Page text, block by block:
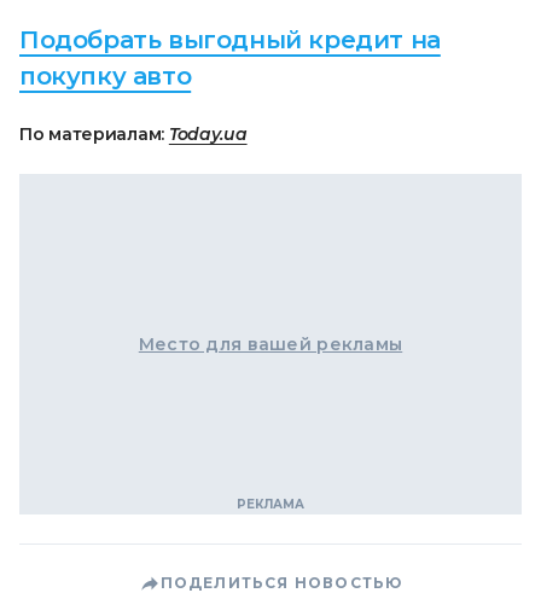
Подобрать выгодный кредит на
покупку авто
По материалам: Today.ua
Место для вашей рекламы
ПОДЕЛИТЬСЯ НОВОСТЬЮ